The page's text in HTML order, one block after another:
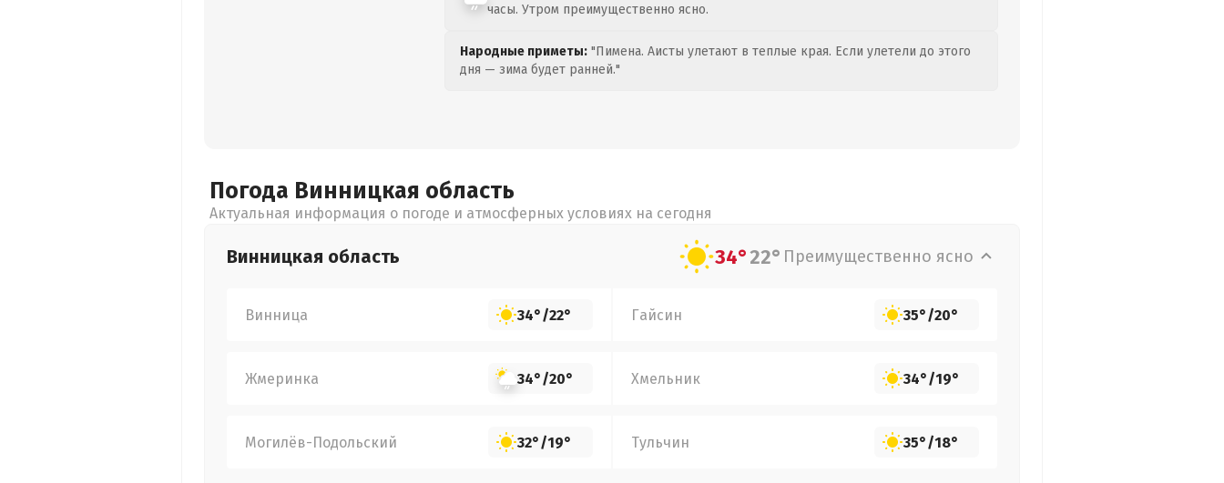
часы. Утром преимущественно ясно.
Народные приметы: "Пимена. Аисты улетают в теплые края. Если улетели до этого
дня — зима будет ранней."
Погода Винницкая область
Актуальная информация о погоде и атмосферных условиях на сегодня
Винницкая область 34°22° Преимущественно ясно
Винница 34°/22° Гайсин 35°/20°
Жмеринка 34°/20° Хмельник 34°/19°
Могилёв-Подольский 32°/19° Тульчин 35°/18°